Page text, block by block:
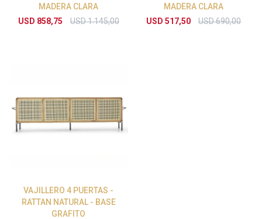
MADERA CLARA
USD 858,75 USD1.145,00
MADERA CLARA
USD 517,50 USD690,00
VAJILLERO 4 PUERTAS -
RATTAN NATURAL - BASE
GRAFITO